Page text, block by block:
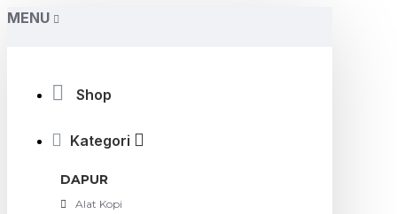
MENU
Shop
Kategori
DAPUR
Alat Kopi